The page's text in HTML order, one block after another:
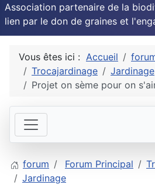
Association partenaire de la
lien par le don de graines et
Vous êtes ici : Accueil
Trocajardinage
Jardinage
Projet on sème pour on
forum Forum Principal
Jardinage